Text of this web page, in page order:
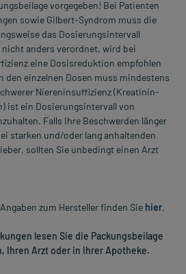
vorgegeben! Bei Patienten
sowie Gilbert-Syndrom muss die
das Dosierungsintervall
anders verordnet, wird bei
eine Dosisreduktion empfohlen
den einzelnen Dosen muss mindestens
Niereninsuffizienz (Kreatinin-
ist ein Dosierungsintervall von
Falls Ihre Beschwerden länger
starken und/oder lang anhaltenden
sollten Sie unbedingt einen Arzt
zum Hersteller finden Sie hier.
lesen Sie die Packungsbeilage
Ihren Arzt oder in Ihrer Apotheke.